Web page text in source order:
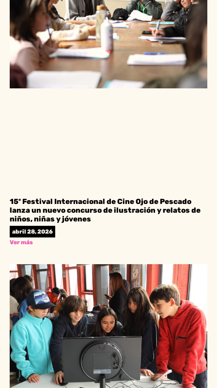
15º Festival Internacional de Cine Ojo de Pescado
lanza un nuevo concurso de ilustración y relatos de
niños, niñas y jóvenes
abril 28, 2026
Ver más